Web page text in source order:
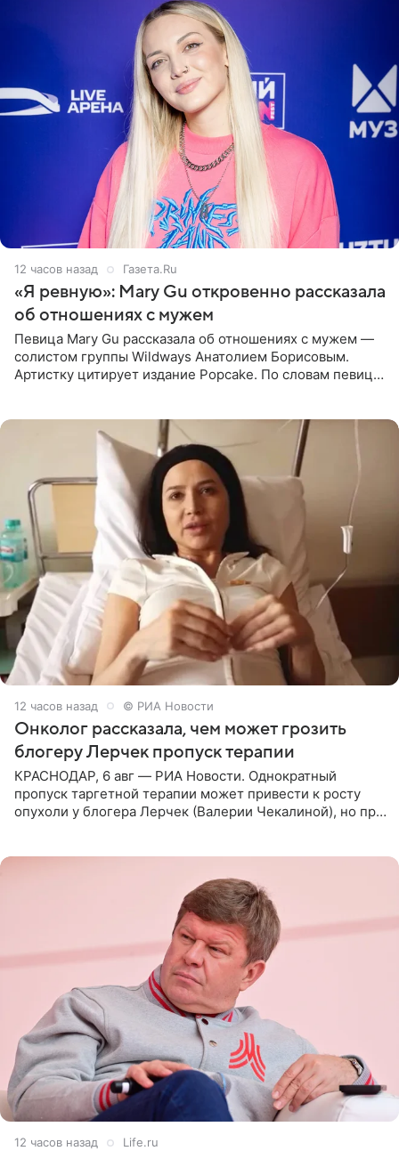
12 часов назад Газета.Ru
«Я ревную»: Mary Gu откровенно рассказала
об отношениях с мужем
Певица Mary Gu рассказала об отношениях с мужем —
солистом группы Wildways Анатолием Борисовым.
Артистку цитирует издание Popcake. По словам певицы,
12 часов назад © РИА Новости
Онколог рассказала, чем может грозить
блогеру Лерчек пропуск терапии
КРАСНОДАР, 6 авг — РИА Новости. Однократный
пропуск таргетной терапии может привести к росту
опухоли у блогера Лерчек (Валерии Чекалиной), но при
12 часов назад Life.ru